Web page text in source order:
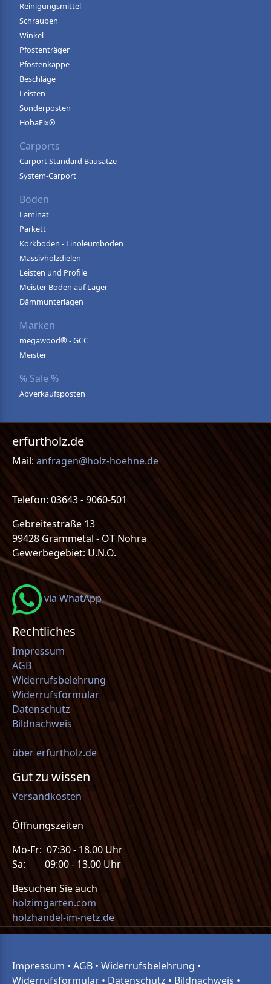
Reinigungsmittel
Schrauben
Winkel
Pfostenträger
Pfostenkappe
Beschläge
Leisten
Sonderposten
HobaFix®
Carports
Carport Standard Bausätze
System-Carport
Böden
Laminat
Parkett
Korkboden - Linoleumboden
Massivholzdielen
Leisten und Profile
Meister Böden auf Lager
Dämmunterlagen
Marken
megawood® - GCC
Meister
% Sale %
Abverkaufsposten
erfurtholz.de
Mail: anfragen@holz-hoehne.de
Telefon: 03643 - 9060-501
Gebreitestraße 13
99428 Grammetal - OT Nohra
Gewerbegebiet: U.N.O.
via WhatApp
Rechtliches
Impressum
AGB
Widerrufsbelehrung
Widerrufsformular
Datenschutz
Bildnachweis
über erfurtholz.de
Gut zu wissen
Versandkosten
Öffnungszeiten
Mo-Fr: 07:30 - 18.00 Uhr
Sa: 09:00 - 13.00 Uhr
Besuchen Sie auch
holzimgarten.com
holzhandel-im-netz.de
Impressum • AGB • Widerrufsbelehrung •
Widerrufsformular • Datenschutz • Bildnachweis •